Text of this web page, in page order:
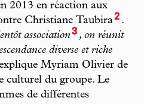
2013 en réaction aux
Christiane Taubira2 .
association3 , on réunit
diverse et riche
explique Myriam Olivier de
culturel du groupe. Le
de différentes